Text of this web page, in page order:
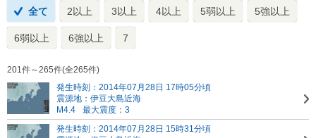
全て 2以上 3以上 4以上 5弱以上 5強以上
6弱以上 6強以上 7
201件～265件(全265件)
発生時刻：2014年07月28日 17時05分頃
震源地：伊豆大島近海
M4.4
最大震度：3
発生時刻：2014年07月28日 15時31分頃